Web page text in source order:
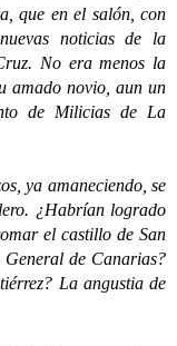
que en el salón, con
noticias de la
No era menos la
amado novio, aun un
de Milicias de La
ya amaneciendo, se
¿Habrían logrado
el castillo de San
de Canarias?
La angustia de